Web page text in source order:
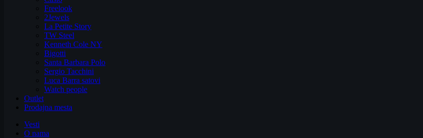
Freelook
2Jewels
La Petite Story
TW Steel
Kenneth Cole NY
Bigotti
Santa Barbara Polo
Sergio Tacchini
Luca Barra satovi
Watch people
Outlet
Prodajna mesta
Vesti
O nama